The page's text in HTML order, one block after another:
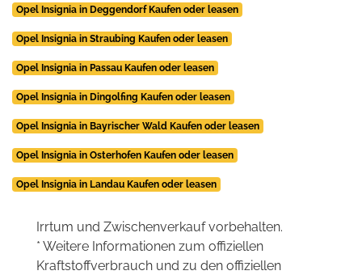
Opel Insignia in Deggendorf Kaufen oder leasen
Opel Insignia in Straubing Kaufen oder leasen
Opel Insignia in Passau Kaufen oder leasen
Opel Insignia in Dingolfing Kaufen oder leasen
Opel Insignia in Bayrischer Wald Kaufen oder leasen
Opel Insignia in Osterhofen Kaufen oder leasen
Opel Insignia in Landau Kaufen oder leasen
Irrtum und Zwischenverkauf vorbehalten.
* Weitere Informationen zum offiziellen
Kraftstoffverbrauch und zu den offiziellen